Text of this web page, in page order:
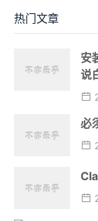
热门文章
安
说
必